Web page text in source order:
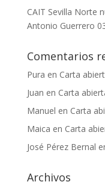
CAIT Sevilla Norte
Antonio Guerrero
Comentarios
Pura en Carta
Juan en Carta
Manuel en Carta
Maica en Carta
José Pérez Bernal
Archivos